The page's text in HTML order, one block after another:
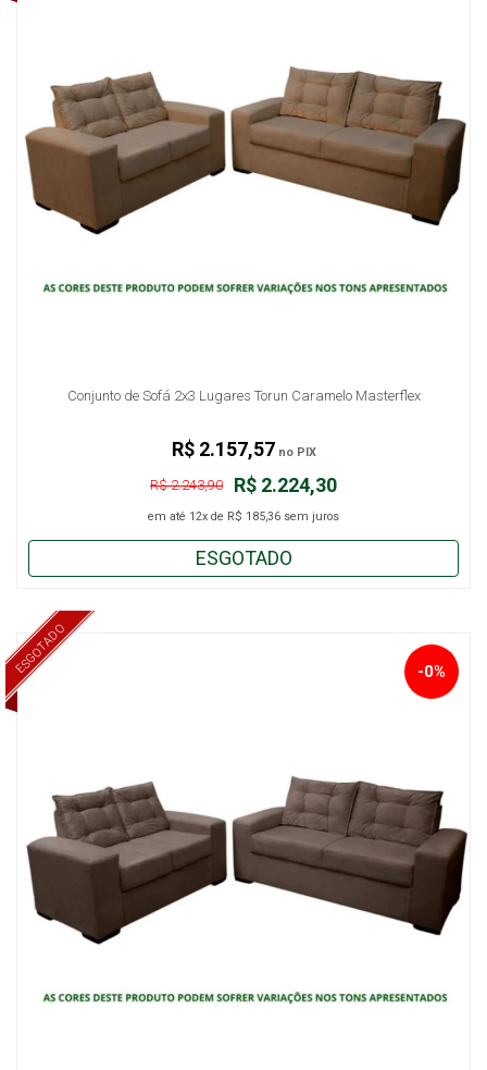
Conjunto de Sofá 2x3 Lugares Torun Caramelo Masterflex
R$ 2.224,30
R$ 2.243,90
em até 12x de R$ 185,36 sem juros
R$ 2.157,57 no PIX
ESGOTADO
ESGOTADO -0%